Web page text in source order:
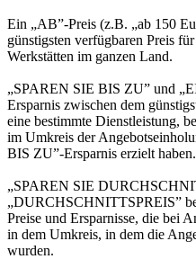
Ein „AB”-Preis (z.B. „ab 150
günstigsten verfügbaren Preis
Werkstätten im ganzen Land.
„SPAREN SIE BIS ZU” und
Ersparnis zwischen dem
eine bestimmte Dienstleistung,
im Umkreis der
BIS ZU”-Ersparnis erzielt haben.
„SPAREN SIE
„DURCHSCHNITTSPREIS”
Preise und Ersparnisse, die bei
in dem Umkreis, in dem die
wurden.